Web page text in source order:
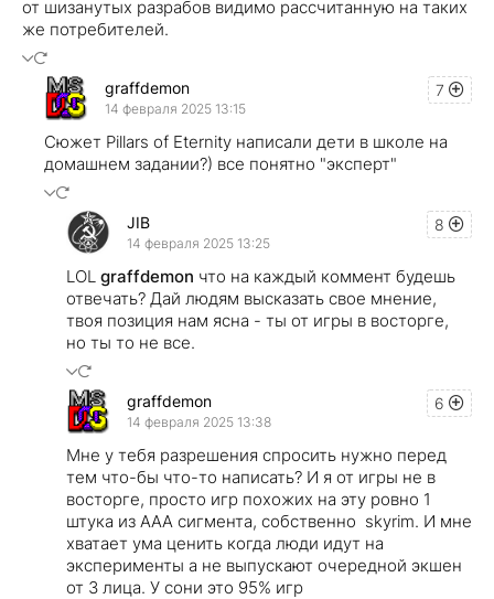
от шизанутых разрабов видимо рассчитанную на таких
же потребителей.
7
graffdemon
14 февраля 2025 13:15
Сюжет Pillars of Eternity написали дети в школе на
домашнем задании?) все понятно "эксперт"
8
JIB
14 февраля 2025 13:25
LOL graffdemon что на каждый коммент будешь
отвечать? Дай людям высказать свое мнение,
твоя позиция нам ясна - ты от игры в восторге,
но ты то не все.
6
graffdemon
14 февраля 2025 13:38
Мне у тебя разрешения спросить нужно перед
тем что-бы что-то написать? И я от игры не в
восторге, просто игр похожих на эту ровно 1
штука из AAA сигмента, собственно skyrim. И мне
хватает ума ценить когда люди идут на
эксперименты а не выпускают очередной экшен
от 3 лица. У сони это 95% игр